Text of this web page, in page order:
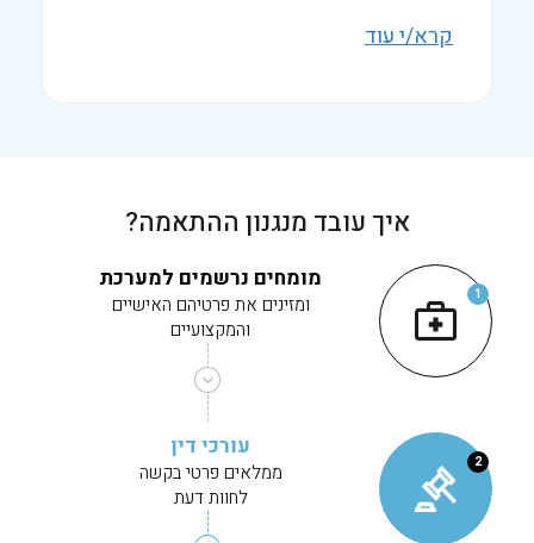
קרא/י עוד
איך עובד מנגנון ההתאמה?
1
מומחים נרשמים למערכת
ומזינים את פרטיהם האישיים
והמקצועיים
2
עורכי דין
ממלאים פרטי בקשה
לחוות דעת